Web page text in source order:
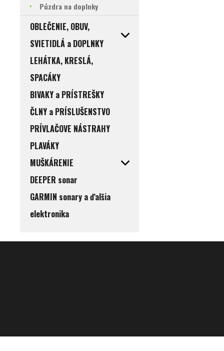
Púzdra na doplnky
OBLEČENIE, OBUV,
SVIETIDLÁ a DOPLNKY
LEHÁTKA, KRESLÁ,
SPACÁKY
BIVAKY a PRÍSTREŠKY
ČLNY a PRÍSLUŠENSTVO
PRÍVLAČOVE NÁSTRAHY
PLAVÁKY
MUŠKÁRENIE
DEEPER sonar
GARMIN sonary a ďalšia
elektronika